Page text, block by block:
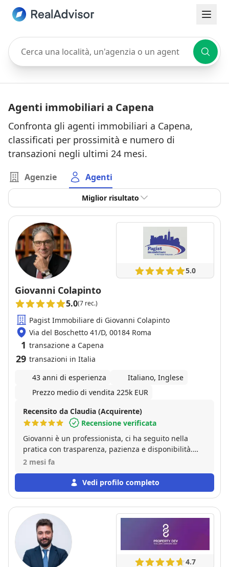
Cerca una località, un'agenzia o un agente
Agenti immobiliari a Capena
Confronta gli agenti immobiliari a Capena,
classificati per prossimità e numero di
transazioni negli ultimi 24 mesi.
Agenzie Agenti
Miglior risultato
5.0
Giovanni Colapinto
5.0(7 rec.)
Pagist Immobiliare di Giovanni Colapinto
Via del Boschetto 41/D, 00184 Roma
1 transazione a Capena
29 transazioni in Italia
43 anni di esperienza
Italiano, Inglese
Prezzo medio di vendita 225k EUR
Recensito da Claudia (Acquirente)
Recensione verificata
Giovanni è un professionista, ci ha seguito nella
pratica con trasparenza, pazienza e disponibilità.
Siamo contenti di esserci affidati a lui e di aver
2 mesi fa
Vedi profilo completo
4.7